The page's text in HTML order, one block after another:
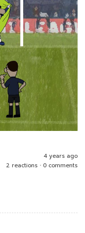
4 years ago
2 reactions • 0 comments